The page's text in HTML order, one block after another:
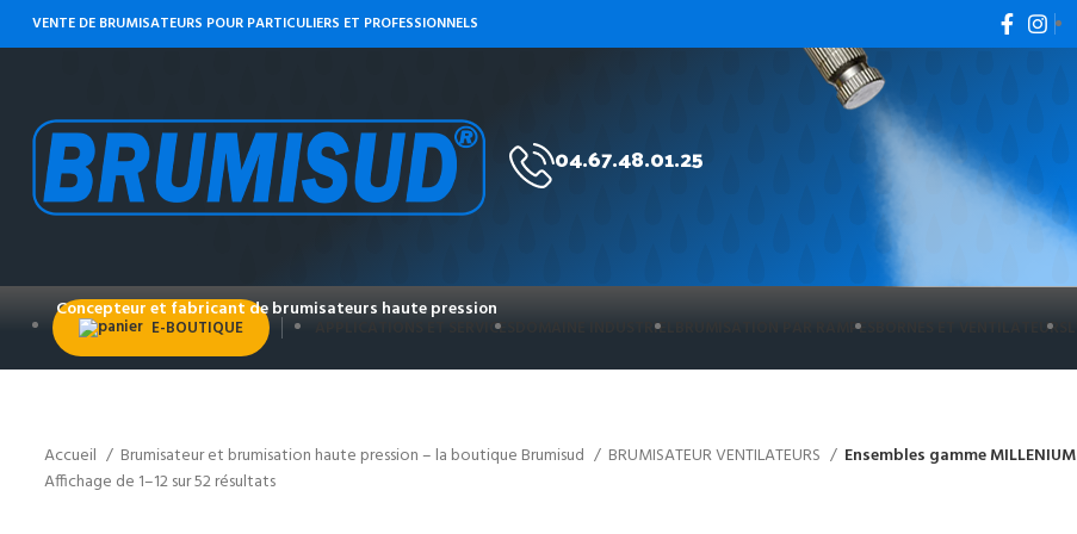
VENTE DE BRUMISATEURS POUR PARTICULIERS ET PROFESSIONNELS
Concepteur et fabricant de brumisateurs haute pression
04.67.48.01.25
E-BOUTIQUE APPLICATIONS ET SERVICES DOMAINE INDUSTRIEL BRUMISATION PAR RAMPES BORNES ET VENTILATEURS
Accueil Brumisateur et brumisation haute pression – la boutique Brumisud BRUMISATEUR VENTILATEURS
Ensembles gamme MILLENIUM
Affichage de 1–12 sur 52 résultats